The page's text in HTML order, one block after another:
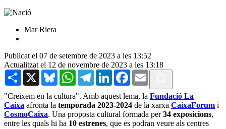
Mar Riera
Publicat el 07 de setembre de 2023 a les 13:52
Actualitzat el 12 de novembre de 2023 a les 13:18
Share X BlueskyWhatsAppTelegramLinkedInFacebook
Email
"Creixem en la cultura". Amb aquest lema, la Fundació La
Caixa afronta la temporada 2023-2024 de la xarxa CaixaForum i
CosmoCaixa. Una proposta cultural formada per34 exposicions,
entre les quals hi ha 10 estrenes, que es podran veure als centres